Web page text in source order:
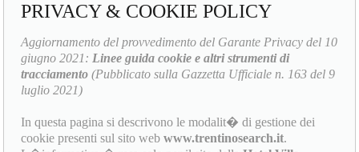
PRIVACY & COOKIE POLICY
Aggiornamento del provvedimento del Garante Privacy del 10
giugno 2021: Linee guida cookie e altri strumenti di
tracciamento (Pubblicato sulla Gazzetta Ufficiale n. 163 del 9
luglio 2021)
In questa pagina si descrivono le modalit� di gestione dei
cookie presenti sul sito webwww.trentinosearch.it.